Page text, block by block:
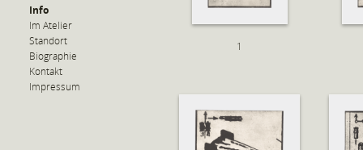
Info
Im Atelier
Standort
Biographie
Kontakt
Impressum
1